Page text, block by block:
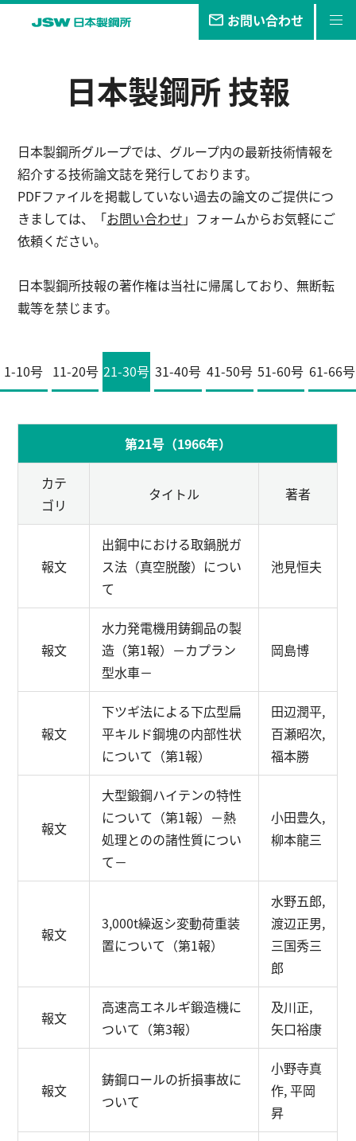
お問い合わせ
製品
企業情報
サステナビリティ
株主・投資家情報
採用情報
English お問い合わせ
日本製鋼所 技報
日本製鋼所グループでは、グループ内の最新技術情報を
紹介する技術論文誌を発行しております。
PDFファイルを掲載していない過去の論文のご提供につ
きましては、「お問い合わせ 」フォームからお気軽にご
依頼ください。
日本製鋼所技報の著作権は当社に帰属しており、無断転
載等を禁じます。
1-10号 11-20号 21-30号 31-40号 41-50号 51-60号 61-66号
第21号（1966年）
カテ
ゴリ
タイトル 著者
報文
出鋼中における取鍋脱ガ
ス法（真空脱酸）につい
て
池見恒夫
報文
水力発電機用鋳鋼品の製
造（第1報） －カプラン
型水車－
岡島博
報文
下ツギ法による下広型扁
平キルド鋼塊の内部性状
について（第1報）
田辺潤平,
百瀬昭次,
福本勝
報文
大型鍛鋼ハイテンの特性
について（第1報） －熱
処理とのの諸性質につい
て－
小田豊久,
柳本龍三
報文
3,000t繰返シ変動荷重装
置について（第1報）
水野五郎,
渡辺正男,
三国秀三
郎
報文
高速高エネルギ鍛造機に
ついて（第3報）
及川正,
矢口裕康
報文
鋳鋼ロールの折損事故に
ついて
小野寺真
作, 平岡
昇